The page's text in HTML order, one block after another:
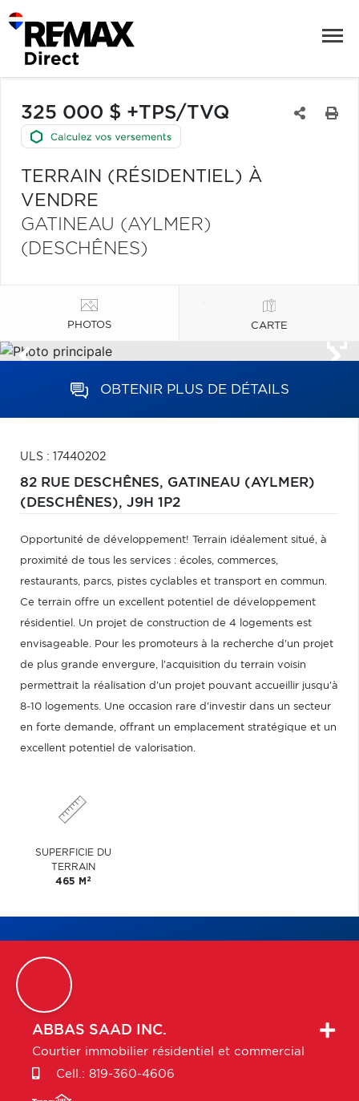
325 000 $ +TPS/TVQ
TERRAIN (RÉSIDENTIEL) À
VENDRE
GATINEAU (AYLMER)
(DESCHÊNES)
PHOTOS CARTE
OBTENIR PLUS DE DÉTAILS
ULS : 17440202
82 RUE DESCHÊNES, GATINEAU (AYLMER)
(DESCHÊNES), J9H 1P2
Opportunité de développement! Terrain idéalement situé, à
proximité de tous les services : écoles, commerces,
restaurants, parcs, pistes cyclables et transport en commun.
Ce terrain offre un excellent potentiel de développement
résidentiel. Un projet de construction de 4 logements est
envisageable. Pour les promoteurs à la recherche d'un projet
de plus grande envergure, l'acquisition du terrain voisin
permettrait la réalisation d'un projet pouvant accueillir jusqu'à
8-10 logements. Une occasion rare d'investir dans un secteur
en forte demande, offrant un emplacement stratégique et un
excellent potentiel de valorisation.
SUPERFICIE DU
TERRAIN
465 M 2
ABBAS SAAD INC.
Courtier immobilier résidentiel et commercial
Cell.: 819-360-4606